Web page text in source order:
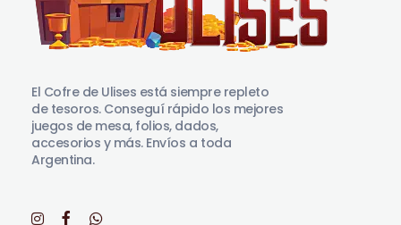
El Cofre de Ulises está siempre repleto
de tesoros. Conseguí rápido los mejores
juegos de mesa, folios, dados,
accesorios y más. Envíos a toda
Argentina.